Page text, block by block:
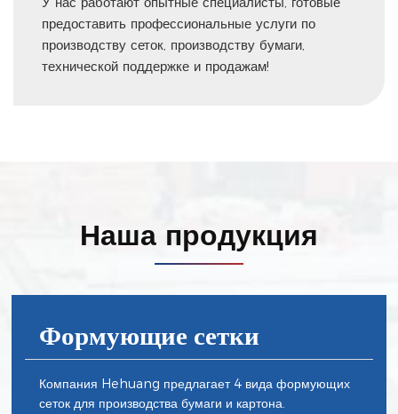
предоставить профессиональные услуги по
производству сеток, производству бумаги,
технической поддержке и продажам!
Наша продукция
Формующие сетки
Компания Hehuang предлагает 4 вида формующих
сеток для производства бумаги и картона.